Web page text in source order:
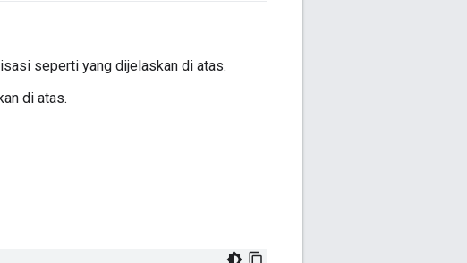
seperti yang dijelaskan di atas.
di atas.